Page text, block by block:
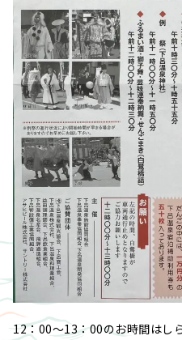
12：00～13：00のお時間はし